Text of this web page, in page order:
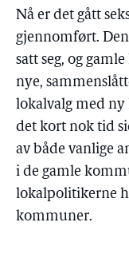
Nå er det gått
gjennomført.
satt seg, og
nye,
lokalvalg med
det kort nok tid
av både vanlige
i de gamle
lokalpolitikerne
kommuner.